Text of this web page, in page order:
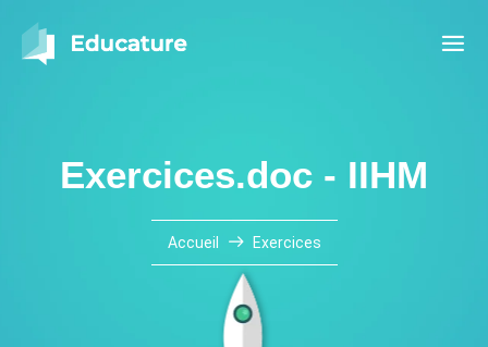
Exercices.doc - IIHM
Accueil Exercices